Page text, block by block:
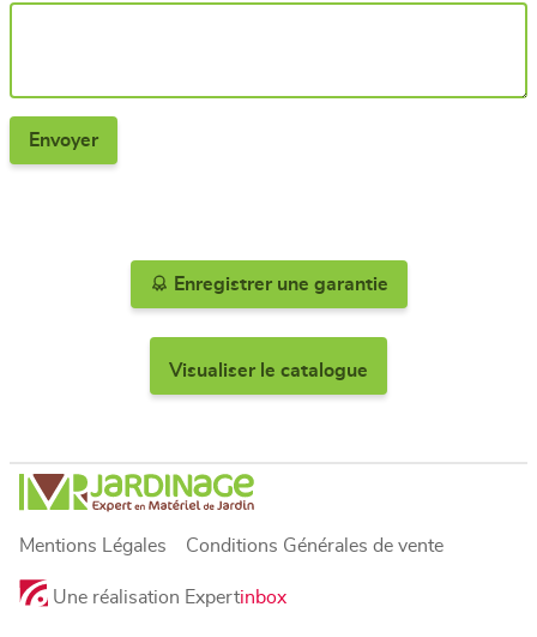
Enregistrer une garantie
Visualiser le catalogue
Mentions Légales Conditions Générales de vente
Une réalisation Expertinbox